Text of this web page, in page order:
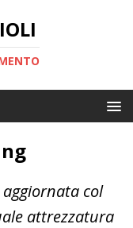
col
attrezzatura